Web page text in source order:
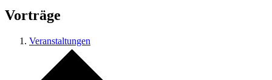
Vorträge
Veranstaltungen